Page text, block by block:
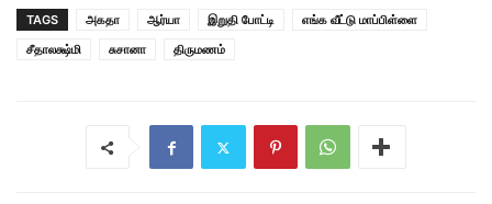
TAGS அகதா ஆர்யா இறுதி போட்டி
எங்க வீட்டு மாப்பிள்ளை
சீதாலக்ஷ்மி
சுசானா திருமணம்